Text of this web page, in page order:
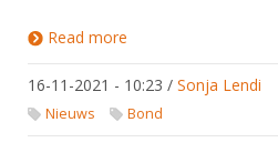
Read more
16-11-2021 - 10:23 / Sonja Lendi
Nieuws Bond